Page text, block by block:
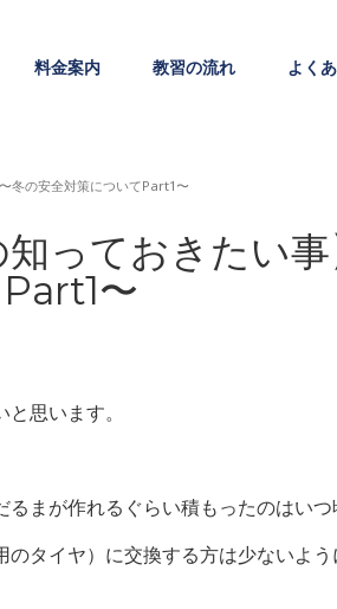
料金案内 教習の流れ よく
冬の安全対策についてPart1〜
っておきたい
〜
思います。
まが作れるぐらい積もったのはいつ
タイヤ）に交換する方は少ないよう